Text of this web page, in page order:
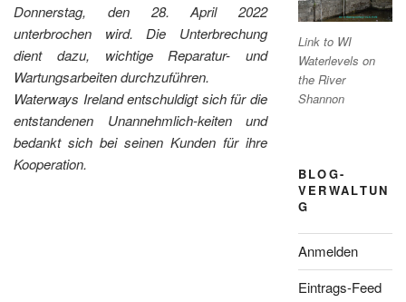
Donnerstag, den 28. April 2022
unterbrochen wird. Die Unterbrechung
dient dazu, wichtige Reparatur- und
Wartungsarbeiten durchzuführen.
Waterways Ireland entschuldigt sich für die
entstandenen Unannehmlich-keiten und
bedankt sich bei seinen Kunden für ihre
Kooperation.
Link to WI
Waterlevels on
the River
Shannon
BLOG-
VERWALTUN
G
Anmelden
Eintrags-Feed